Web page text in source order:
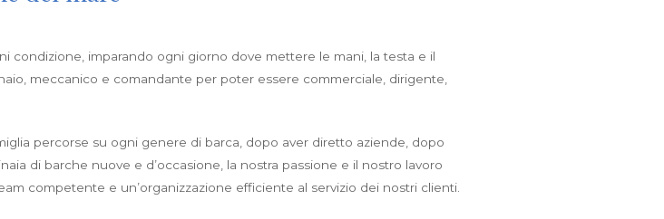
condizione, imparando ogni giorno dove mettere le mani, la testa e il
meccanico e comandante per poter essere commerciale, dirigente,
percorse su ogni genere di barca, dopo aver diretto aziende, dopo
di barche nuove e d’occasione, la nostra passione e il nostro lavoro
competente e un’organizzazione efficiente al servizio dei nostri clienti.